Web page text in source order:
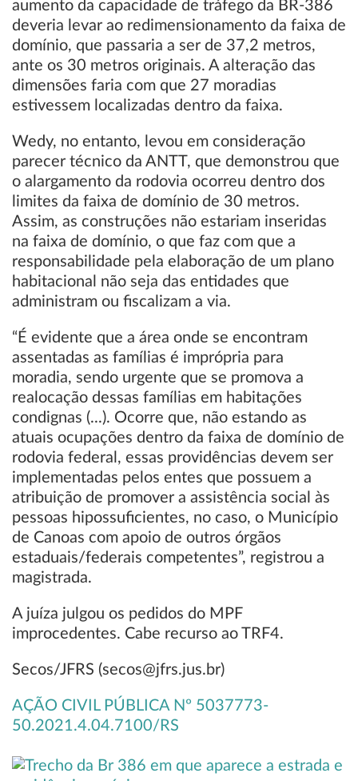
aumento da capacidade de tráfego da BR-386
deveria levar ao redimensionamento da faixa de
domínio, que passaria a ser de 37,2 metros,
ante os 30 metros originais. A alteração das
dimensões faria com que 27 moradias
estivessem localizadas dentro da faixa.
Wedy, no entanto, levou em consideração
parecer técnico da ANTT, que demonstrou que
o alargamento da rodovia ocorreu dentro dos
limites da faixa de domínio de 30 metros.
Assim, as construções não estariam inseridas
na faixa de domínio, o que faz com que a
responsabilidade pela elaboração de um plano
habitacional não seja das entidades que
administram ou fiscalizam a via.
“É evidente que a área onde se encontram
assentadas as famílias é imprópria para
moradia, sendo urgente que se promova a
realocação dessas famílias em habitações
condignas (...). Ocorre que, não estando as
atuais ocupações dentro da faixa de domínio de
rodovia federal, essas providências devem ser
implementadas pelos entes que possuem a
atribuição de promover a assistência social às
pessoas hipossuficientes, no caso, o Município
de Canoas com apoio de outros órgãos
estaduais/federais competentes”, registrou a
magistrada.
A juíza julgou os pedidos do MPF
improcedentes. Cabe recurso ao TRF4.
Secos/JFRS (secos@jfrs.jus.br)
AÇÃO CIVIL PÚBLICA Nº 5037773-
50.2021.4.04.7100/RS